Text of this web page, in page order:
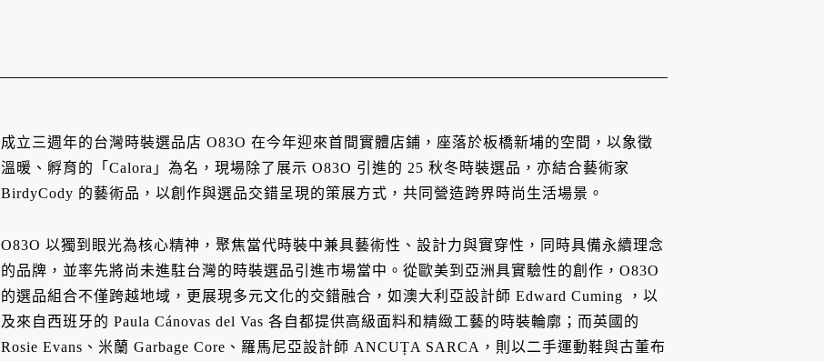
成立三週年的台灣時裝選品店 O83O 在今年迎來首間實體店鋪，座落於板橋新埔的空間，以象徵
溫暖、孵育的「Calora」為名，現場除了展示 O83O 引進的 25 秋冬時裝選品，亦結合藝術家
BirdyCody 的藝術品，以創作與選品交錯呈現的策展方式，共同營造跨界時尚生活場景。
O83O 以獨到眼光為核心精神，聚焦當代時裝中兼具藝術性、設計力與實穿性，同時具備永續理念
的品牌，並率先將尚未進駐台灣的時裝選品引進市場當中。從歐美到亞洲具實驗性的創作，O83O
的選品組合不僅跨越地域，更展現多元文化的交錯融合，如澳大利亞設計師 Edward Cuming ，以
及來自西班牙的 Paula Cánovas del Vas 各自都提供高級面料和精緻工藝的時裝輪廓；而英國的
Rosie Evans、米蘭 Garbage Core、羅馬尼亞設計師 ANCUȚA SARCA，則以二手運動鞋與古董布